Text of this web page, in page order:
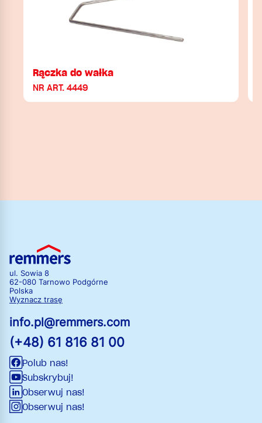
Rączka do wałka
NR ART. 4449
ul. Sowia 8
62-080 Tarnowo Podgórne
Polska
Wyznacz trasę
info.pl@remmers.com
(+48) 61 816 81 00
Polub nas!
Subskrybuj!
Obserwuj nas!
Obserwuj nas!